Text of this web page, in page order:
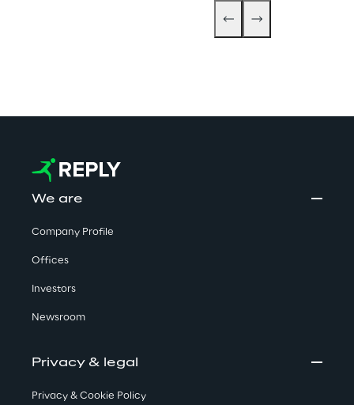
We are
Company Profile
Offices
Investors
Newsroom
Privacy & legal
Privacy & Cookie Policy